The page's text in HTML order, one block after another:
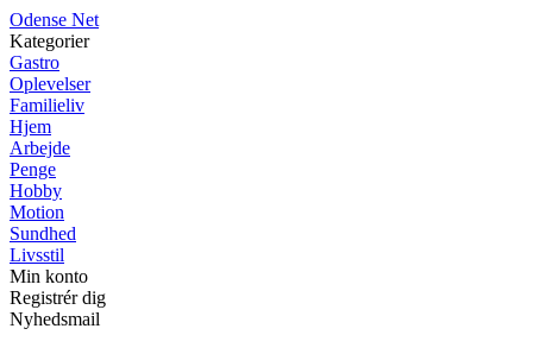
Odense Net
Kategorier
Gastro
Oplevelser
Familieliv
Hjem
Arbejde
Penge
Hobby
Motion
Sundhed
Livsstil
Min konto
Registrér dig
Nyhedsmail